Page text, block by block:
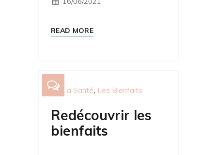
READ MORE
La Santé Les Bienfaits
Redécouvrir les
bienfaits